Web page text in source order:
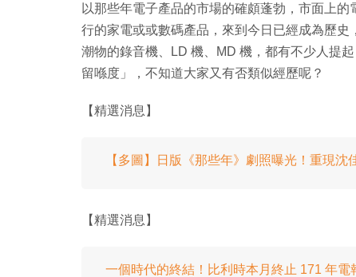
以那些年電子產品的市場的確頗蓬勃，市面上
行的家電或或數碼產品，來到今日已經成為歷
潮物的錄音機、LD 機、MD 機，都有不少人提
留喺度」，不知道大家又有否類似經歷呢？
【精選消息】
【多圖】日版《那些年》劇照曝光！重現沈
【精選消息】
一個時代的終結！比利時本月終止 171 年電